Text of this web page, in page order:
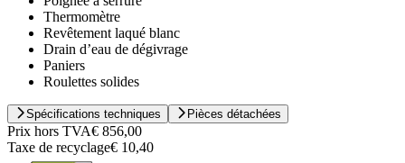
Thermomètre
Revêtement laqué blanc
Drain d’eau de dégivrage
Paniers
Roulettes solides
Spécifications techniques Pièces détachées
Prix hors TVA€ 856,00
Taxe de recyclage€ 10,40